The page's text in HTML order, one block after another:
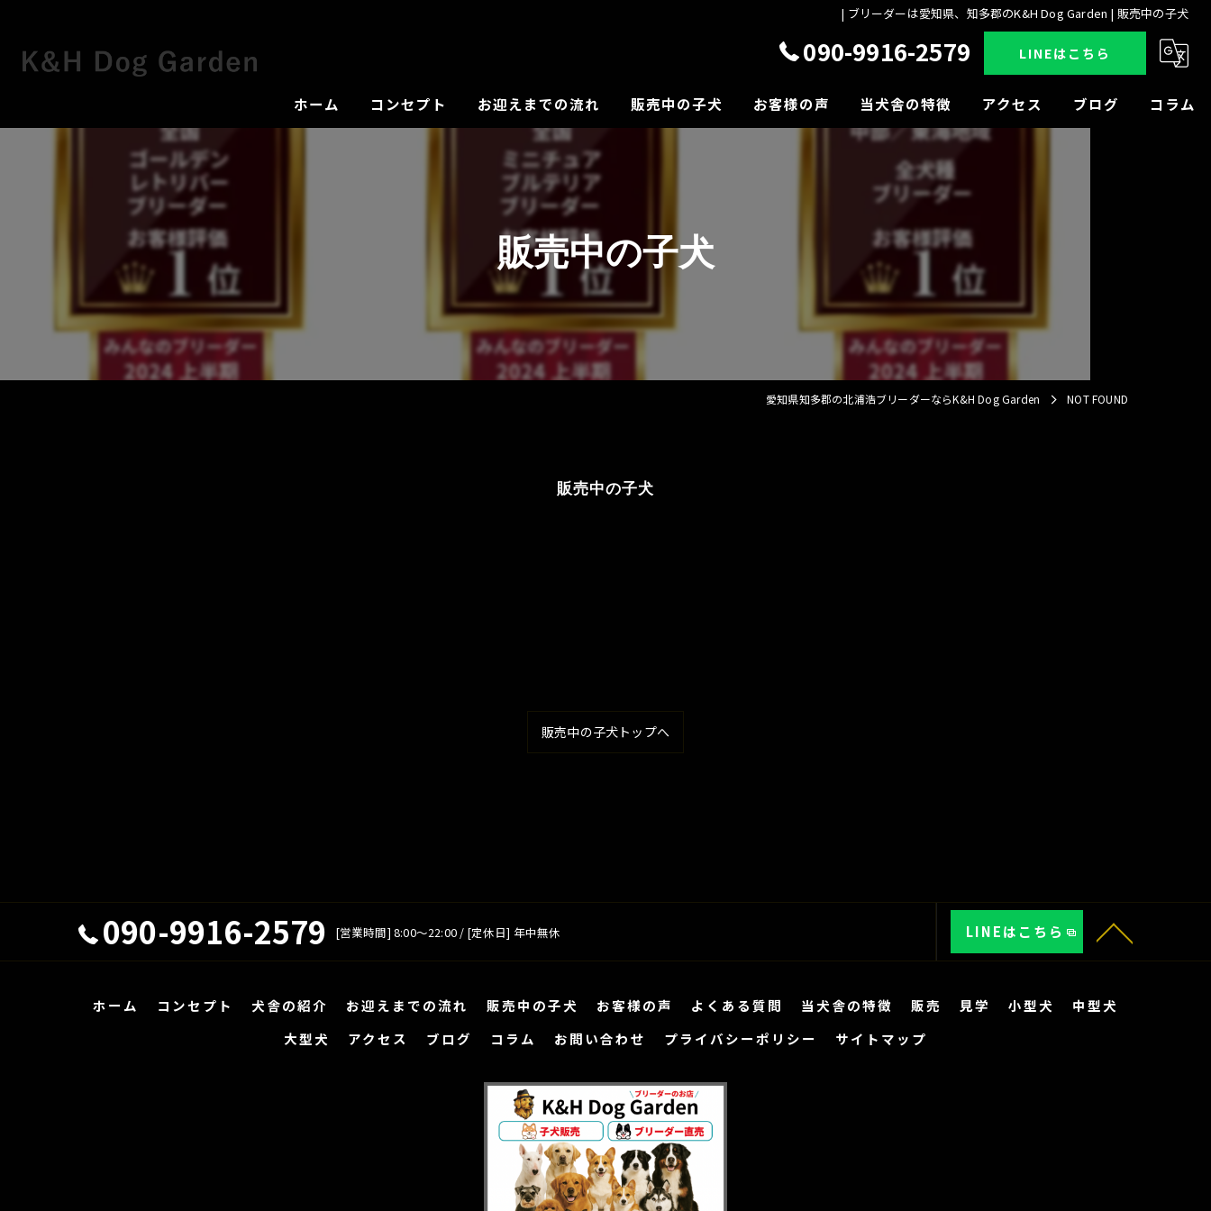
| ブリーダーは愛知県、知多郡のK&H Dog Garden | 販売中の子犬
090-9916-2579 LINEはこちら
ホーム コンセプト お迎えまでの流れ 販売中の子犬 お客様の声 当犬舎の特徴
小型犬
中型犬
大型犬
アクセス ブログ コラム
販売中の子犬
愛知県知多郡の北浦浩ブリーダーならK&H Dog Garden NOT FOUND
販売中の子犬
販売中の子犬トップへ
090-9916-2579 [営業時間] 8:00～22:00 / [定休日] 年中無休 LINEはこちら
ホーム コンセプト 犬舎の紹介 お迎えまでの流れ 販売中の子犬 お客様の声 よくある質問 当犬舎の特徴 販売 見学 小型犬
中型犬
大型犬
アクセス ブログ コラム お問い合わせ プライバシーポリシー サイトマップ